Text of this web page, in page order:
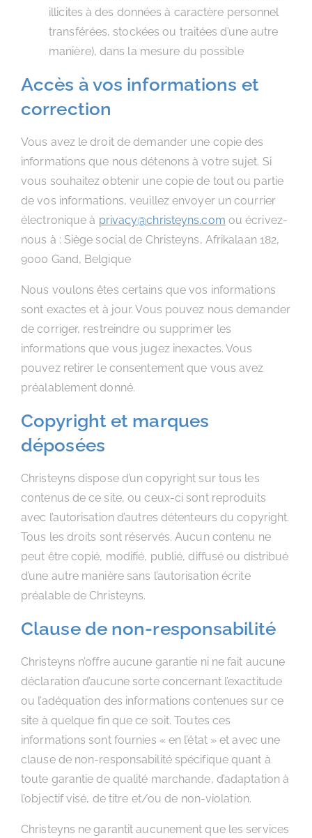
illicites à des données à caractère personnel
transférées, stockées ou traitées d’une autre
manière), dans la mesure du possible
Accès à vos informations et
correction
Vous avez le droit de demander une copie des
informations que nous détenons à votre sujet. Si
vous souhaitez obtenir une copie de tout ou partie
de vos informations, veuillez envoyer un courrier
électronique à privacy@christeyns.com ou écrivez-
nous à : Siège social de Christeyns, Afrikalaan 182,
9000 Gand, Belgique
Nous voulons êtes certains que vos informations
sont exactes et à jour. Vous pouvez nous demander
de corriger, restreindre ou supprimer les
informations que vous jugez inexactes. Vous
pouvez retirer le consentement que vous avez
préalablement donné.
Copyright et marques
déposées
Christeyns dispose d’un copyright sur tous les
contenus de ce site, ou ceux-ci sont reproduits
avec l’autorisation d’autres détenteurs du copyright.
Tous les droits sont réservés. Aucun contenu ne
peut être copié, modifié, publié, diffusé ou distribué
d’une autre manière sans l’autorisation écrite
préalable de Christeyns.
Clause de non-responsabilité
Christeyns n’offre aucune garantie ni ne fait aucune
déclaration d’aucune sorte concernant l’exactitude
ou l’adéquation des informations contenues sur ce
site à quelque fin que ce soit. Toutes ces
informations sont fournies « en l’état » et avec une
clause de non-responsabilité spécifique quant à
toute garantie de qualité marchande, d’adaptation à
l’objectif visé, de titre et/ou de non-violation.
Christeyns ne garantit aucunement que les services